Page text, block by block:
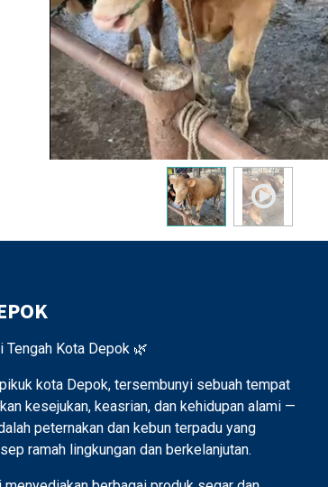
Tengah Kota Depok 🌿
kota Depok, tersembunyi sebuah tempat
kesejukan, keasrian, dan kehidupan alami —
peternakan dan kebun terpadu yang
ramah lingkungan dan berkelanjutan.